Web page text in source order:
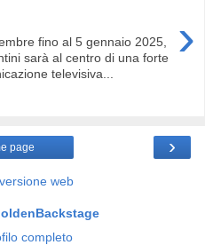
›
fino al 5 gennaio 2025,
sarà al centro di una forte
televisiva...
›
page
web
completo